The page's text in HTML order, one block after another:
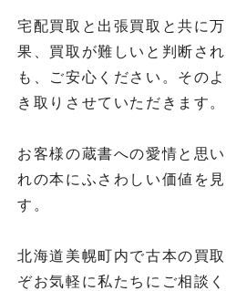
宅配買取と出張買取と共に
果、買取が難しいと判断さ
も、ご安心ください。その
き取りさせていただきます。
お客様の蔵書への愛情と思
れの本にふさわしい価値を
す。
北海道美幌町内で古本の買
ぞお気軽に私たちにご相談く